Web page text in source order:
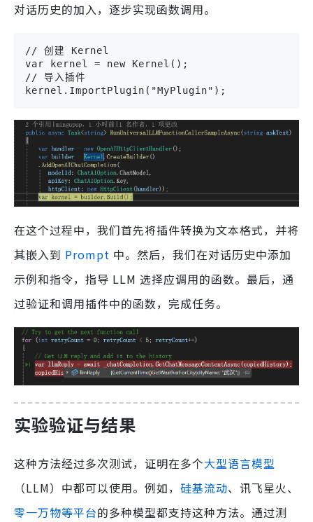
对话历史的加入，逐步实现函数调用。
// 创建 Kernel
var kernel = new Kernel();
// 导入插件
kernel.ImportPlugin("MyPlugin");
在这个过程中，我们首先将插件转换为文本格式，并将
其嵌入到 Prompt 中。然后，我们在对话历史中添加
示例和指令，指导 LLM 选择应调用的函数。最后，通
过验证和调用插件中的函数，完成任务。
实验验证与结果
这种方法经过多次测试，证明在多个大型语言模型
（LLM）中都可以使用。例如， 硅基流动、讯飞星火、
零一万物等平台的多种模型都支持这种方法。通过测